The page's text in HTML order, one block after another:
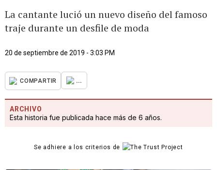
La cantante lució un nuevo diseño del famoso
traje durante un desfile de moda
20 de septiembre de 2019 - 3:03 PM
COMPARTIR ...
ARCHIVO
Esta historia fue publicada hace más de 6 años.
Se adhiere a los criterios de